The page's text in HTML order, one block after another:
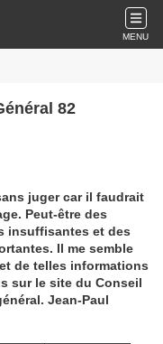
MENU
82
juger car il faudrait
Peut-être des
insuffisantes et des
Il me semble
de telles informations
sur le site du Conseil
Jean-Paul